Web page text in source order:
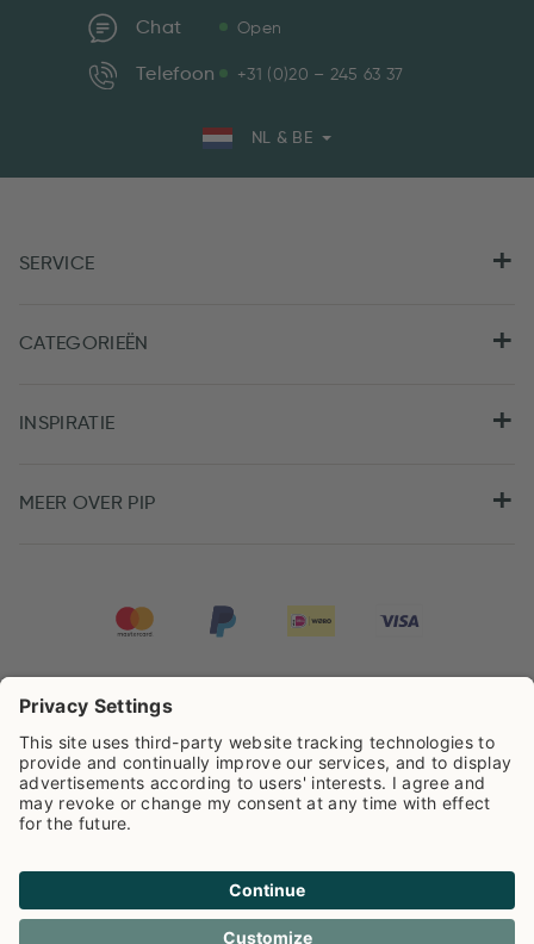
Chat Open
Telefoon +31 (0)20 – 245 63 37
NL & BE
SERVICE
CATEGORIEËN
INSPIRATIE
MEER OVER PIP
op basis van7981beoordelingen
Cookie info Privacy
Verzendkosten